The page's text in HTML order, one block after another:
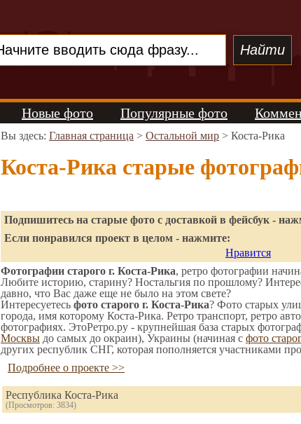
Новые фото Популярные фото
Вы здесь: Главная страница > Остальной мир > Коста-Рика
Коста-Рика старые
Подпишитесь на старые фото с доставкой в фейсбук -
Если понравился проект в целом - нажмите:
Нравится
Фотографии старого г. Коста-Рика, ретро фотографии
Любите историю, старину? Ностальгия по прошлому?
давно, что Вас даже еще не было на этом свете?
Интересуетесь фото старого г. Коста-Рика? Фото старых
города, имя которому Коста-Рика. Ретро транспорт, ретро
фотографиях. ЭтоРетро.ру - крупнейшая база старых
Москвы до самых до окраин), Украины (начиная с фото
других республик СНГ, которая пополняется участниками
Подробнее о проекте >>
Республика Коста-Рика
(Просмотров: 3834)